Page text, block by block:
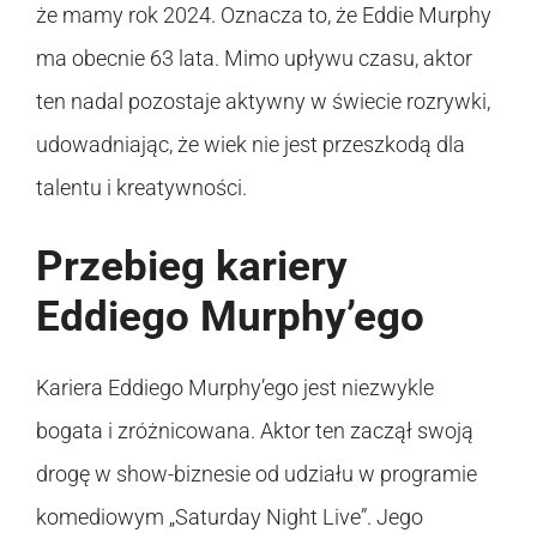
że mamy rok 2024. Oznacza to, że Eddie Murphy
ma obecnie 63 lata. Mimo upływu czasu, aktor
ten nadal pozostaje aktywny w świecie rozrywki,
udowadniając, że wiek nie jest przeszkodą dla
talentu i kreatywności.
Przebieg kariery
Eddiego Murphy’ego
Kariera Eddiego Murphy’ego jest niezwykle
bogata i zróżnicowana. Aktor ten zaczął swoją
drogę w show-biznesie od udziału w programie
komediowym „Saturday Night Live”. Jego